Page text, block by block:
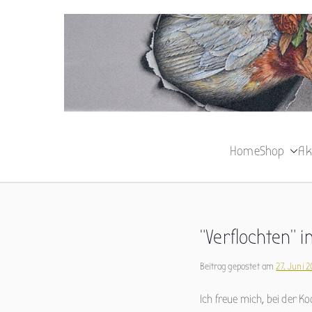
HomeShop
“Verflochten”
Beitrag gepostet am27. Juni
Ich freue mich, bei der